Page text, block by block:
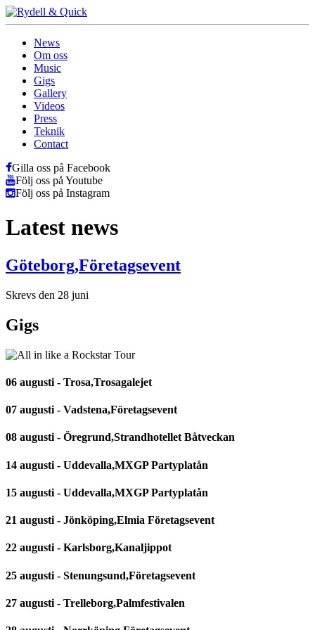
News
Om oss
Music
Gigs
Gallery
Videos
Press
Teknik
Contact
Gilla oss på Facebook
Följ oss på Youtube
Följ oss på Instagram
Latest news
Göteborg,Företagsevent
Skrevs den 28 juni
Gigs
06 augusti - Trosa,Trosagalejet
07 augusti - Vadstena,Företagsevent
08 augusti - Öregrund,Strandhotellet Båtveckan
14 augusti - Uddevalla,MXGP Partyplatån
15 augusti - Uddevalla,MXGP Partyplatån
21 augusti - Jönköping,Elmia Företagsevent
22 augusti - Karlsborg,Kanaljippot
25 augusti - Stenungsund,Företagsevent
27 augusti - Trelleborg,Palmfestivalen